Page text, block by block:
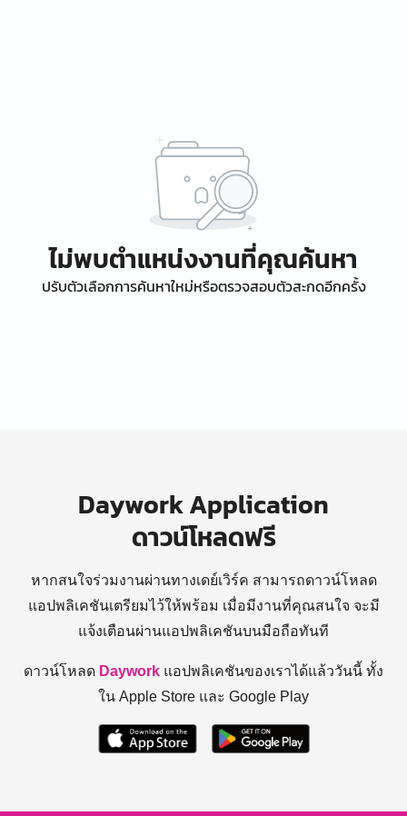
ไม่พบตำแหน่งงานที่คุณค้นหา
ปรับตัวเลือกการค้นหาใหม่หรือตรวจสอบตัวสะกดอีกครั้ง
Daywork Application
ดาวน์โหลดฟรี
หากสนใจร่วมงานผ่านทางเดย์เวิร์ค สามารถดาวน์โหลด
แอปพลิเคชันเตรียมไว้ให้พร้อม เมื่อมีงานที่คุณสนใจ จะมี
แจ้งเตือนผ่านแอปพลิเคชันบนมือถือทันที
ดาวน์โหลด Daywork แอปพลิเคชันของเราได้แล้ววันนี้ ทั้ง
ใน Apple Store และ Google Play